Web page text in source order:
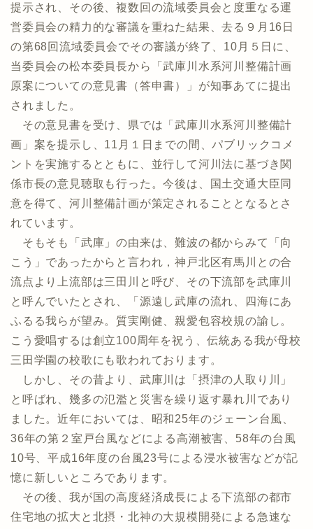
提示され、その後、複数回の流域委員会と度重なる運
営委員会の精力的な審議を重ねた結果、去る９月16日
の第68回流域委員会でその審議が終了、10月５日に、
当委員会の松本委員長から「武庫川水系河川整備計画
原案についての意見書（答申書）」が知事あてに提出
されました。
その意見書を受け、県では「武庫川水系河川整備計
画」案を提示し、11月１日までの間、パブリックコメ
ントを実施するとともに、並行して河川法に基づき関
係市長の意見聴取も行った。今後は、国土交通大臣同
意を得て、河川整備計画が策定されることとなるとさ
れています。
そもそも「武庫」の由来は、難波の都からみて「向
こう」であったからと言われ，神戸北区有馬川との合
流点より上流部は三田川と呼び、その下流部を武庫川
と呼んでいたとされ、「源遠し武庫の流れ、四海にあ
ふるる我らが望み。質実剛健、親愛包容校規の諭し。
こう愛唱するは創立100周年を祝う、伝統ある我が母校
三田学園の校歌にも歌われております。
しかし、その昔より、武庫川は「摂津の人取り川」
と呼ばれ、幾多の氾濫と災害を繰り返す暴れ川であり
ました。近年においては、昭和25年のジェーン台風、
36年の第２室戸台風などによる高潮被害、58年の台風
10号、平成16年度の台風23号による浸水被害などが記
憶に新しいところであります。
その後、我が国の高度経済成長による下流部の都市
住宅地の拡大と北摂・北神の大規模開発による急速な